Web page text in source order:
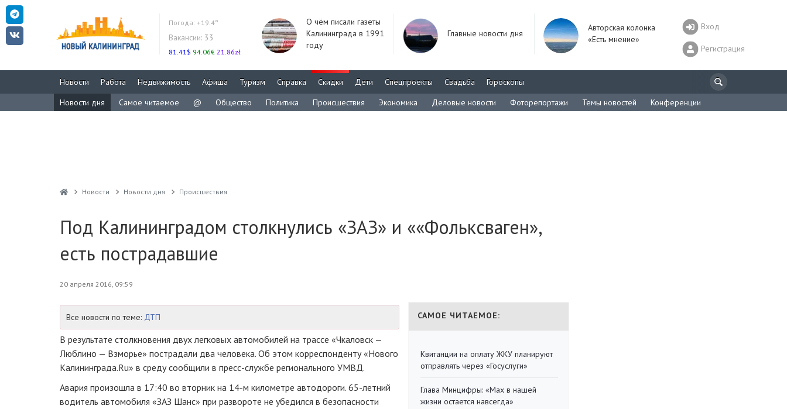
Погода: +19.4°
Вакансии: 33
81.41$ 94.06€ 21.86zł
О чём писали газеты
Калининграда в 1991
году
Главные новости дня
Авторская колонка
«Есть мнение»
Вход
Регистрация
Новости Работа Недвижимость Афиша Туризм Справка Скидки Дети Спецпроекты Свадьба
Гороскопы
Новости дня
Самое читаемое @ Общество Политика Происшествия Экономика Деловые новости Фоторепортажи Темы новостей Конференции
Новости Новости дня Проиcшествия
Под Калининградом столкнулись «ЗАЗ» и ««Фольксваген»,
есть пострадавшие
20 апреля 2016, 09:59
Все новости по теме: ДТП
В результате столкновения двух легковых автомобилей на трассе «Чкаловск —
Люблино — Взморье» пострадали два человека. Об этом корреспонденту «Нового
Калининграда.Ru» в среду сообщили в пресс-службе регионального УМВД.
Авария произошла в 17:40 во вторник на 14-м километре автодороги. 65-летний
водитель автомобиля «ЗАЗ Шанс» при развороте не убедился в безопасности
САМОЕ ЧИТАЕМОЕ:
Квитанции на оплату ЖКУ планируют
отправлять через «Госуслуги»
Глава Минцифры: «Мах в нашей
жизни остается навсегда»